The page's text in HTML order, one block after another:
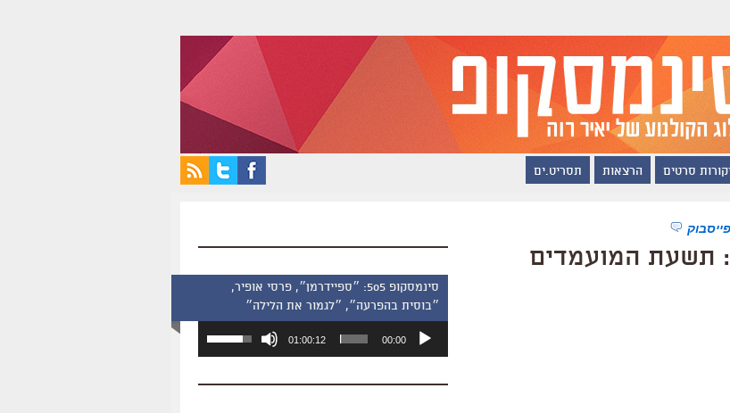
סרטים הרצאות תסריט.ים
תשעת המועמדים
סינמסקופ 505: ״ספיידרמן״, פרסי אופיר,
״בוסית בהפרעה״, ״לגמור את הלילה״
אודיו
00:00
01:00:12
השתמש
כדי